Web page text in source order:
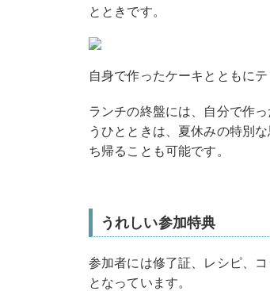
とときです。
自身で作ったケーキとともに
ランチの終盤には、自分で作
うひとときは、夏休みの特別
ち帰ることも可能です。
うれしい参加特典
参加者には修了証、レシピ、
となっています。